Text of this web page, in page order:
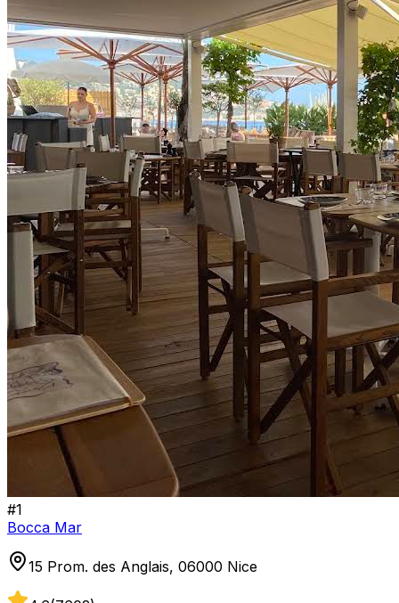
#1
Bocca Mar
15 Prom. des Anglais, 06000 Nice